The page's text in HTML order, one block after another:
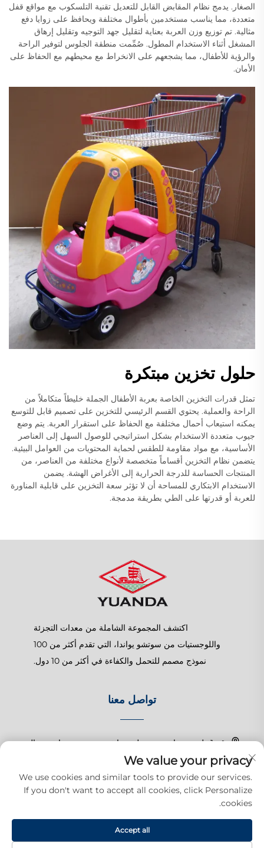
الصغار. يدمج نظام المقابض القابل للتعديل تقنية التلسكوب مع مواقع قفل
متعددة، مما يناسب مستخدمين بأطوال مختلفة ويحافظ على زوايا دفع
مثالية. تم توزيع وزن العربة بعناية لتقليل جهد التوجيه وتقليل إرهاق
المشغل أثناء الاستخدام المطول. صُمِّمت منطقة الجلوس لتوفير الراحة
والرؤية للأطفال، مما يشجعهم على الانخراط مع محيطهم مع الحفاظ على
الأمان.
حلول تخزين مبتكرة
تمثل قدرات التخزين الخاصة بعربة الأطفال الجملة خليطاً متكاملاً من
الراحة والعملية. يحتوي القسم الرئيسي للتخزين على تصميم قابل للتوسع
يمكنه استيعاب أحمال مختلفة مع الحفاظ على استقرار العربة. يتم وضع
جيوب متعددة الاستخدام بشكل استراتيجي للوصول السهل إلى العناصر
الأساسية، مع مواد مقاومة للطقس لحماية المحتويات من العوامل البيئية.
يتضمن نظام التخزين أقساماً متخصصة لأنواع مختلفة من العناصر، من
المنتجات الحساسة للدرجة الحرارية إلى الأغراض الهشة. يضمن
الاستخدام الابتكاري للمساحة أن لا تؤثر سعة التخزين على قابلية المناورة
للعربة أو قدرتها على الطي بطريقة مدمجة.
اكتشف المجموعة الشاملة من معدات التجزئة
واللوجستيات من سوتشو يواندا، التي تقدم أكثر من 100
نموذج مصمم للتحمل والكفاءة في أكثر من 10 دول.
تواصل معنا
رقم 1 طريق تشانغتشون، بلدة شانغهو، سوزهو، جيانغسو، الصين
+86-15150179453
[email protected]
حقوق النشر © 2025 شركة سوزهو يوودا للمنتجات التجارية المحدودة. جميع
الحقوق محفوظة.سياسة الخصوصية
We value your privacy
We use cookies and similar tools to provide our services.
If you don't want to accept all cookies, click Personalize
cookies.
Accept all